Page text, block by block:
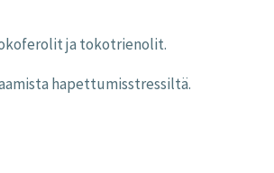
ja tokotrienolit.
hapettumisstressiltä.